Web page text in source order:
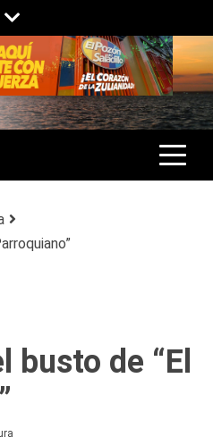
ZULIA, VENEZUELA Y
GENERAL.
busto de “El